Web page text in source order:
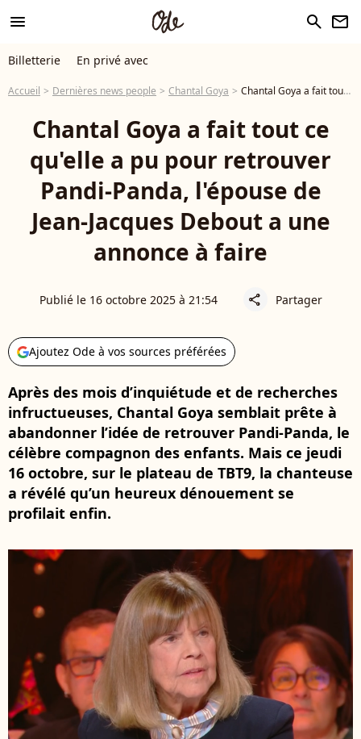
menu search newsletter
Billetterie En privé avec
Accueil Dernières news people Chantal Goya Chantal Goya a fait tout ce qu'elle a pu pour retrouver Pandi-Panda, l'épouse de Jean-Jacques Debout a une annonce à faire
Chantal Goya a fait tout ce
qu'elle a pu pour retrouver
Pandi-Panda, l'épouse de
Jean-Jacques Debout a une
annonce à faire
Publié le 16 octobre 2025 à 21:54 share Partager
Ajoutez Ode à vos sources préférées
Après des mois d’inquiétude et de recherches
infructueuses, Chantal Goya semblait prête à
abandonner l’idée de retrouver Pandi-Panda, le
célèbre compagnon des enfants. Mais ce jeudi
16 octobre, sur le plateau de TBT9, la chanteuse
a révélé qu’un heureux dénouement se
profilait enfin.